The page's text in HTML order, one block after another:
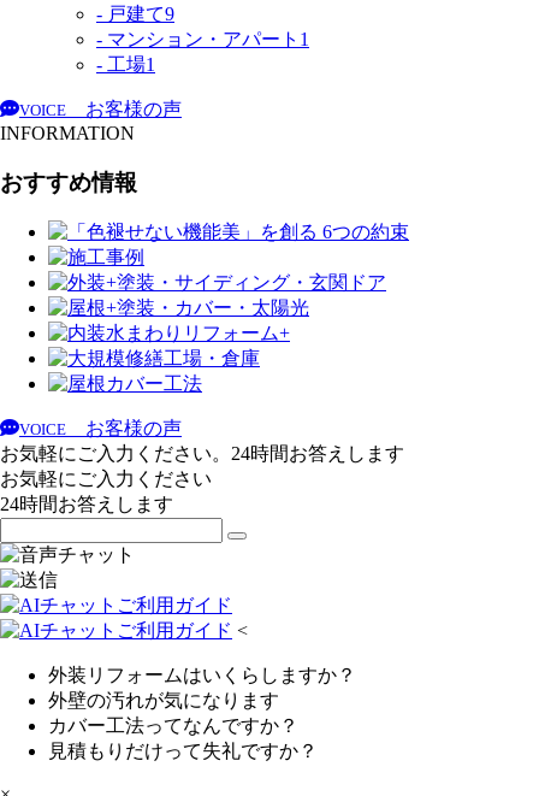
- 戸建て9
- マンション・アパート 1
- 工場1
VOICE
お客様の声
INFORMATION
おすすめ情報
VOICE
お客様の声
お気軽にご入力ください。24時間お答えします
お気軽にご入力ください
24時間お答えします
<
外装リフォームはいくらしますか？
外壁の汚れが気になります
カバー工法ってなんですか？
見積もりだけって失礼ですか？